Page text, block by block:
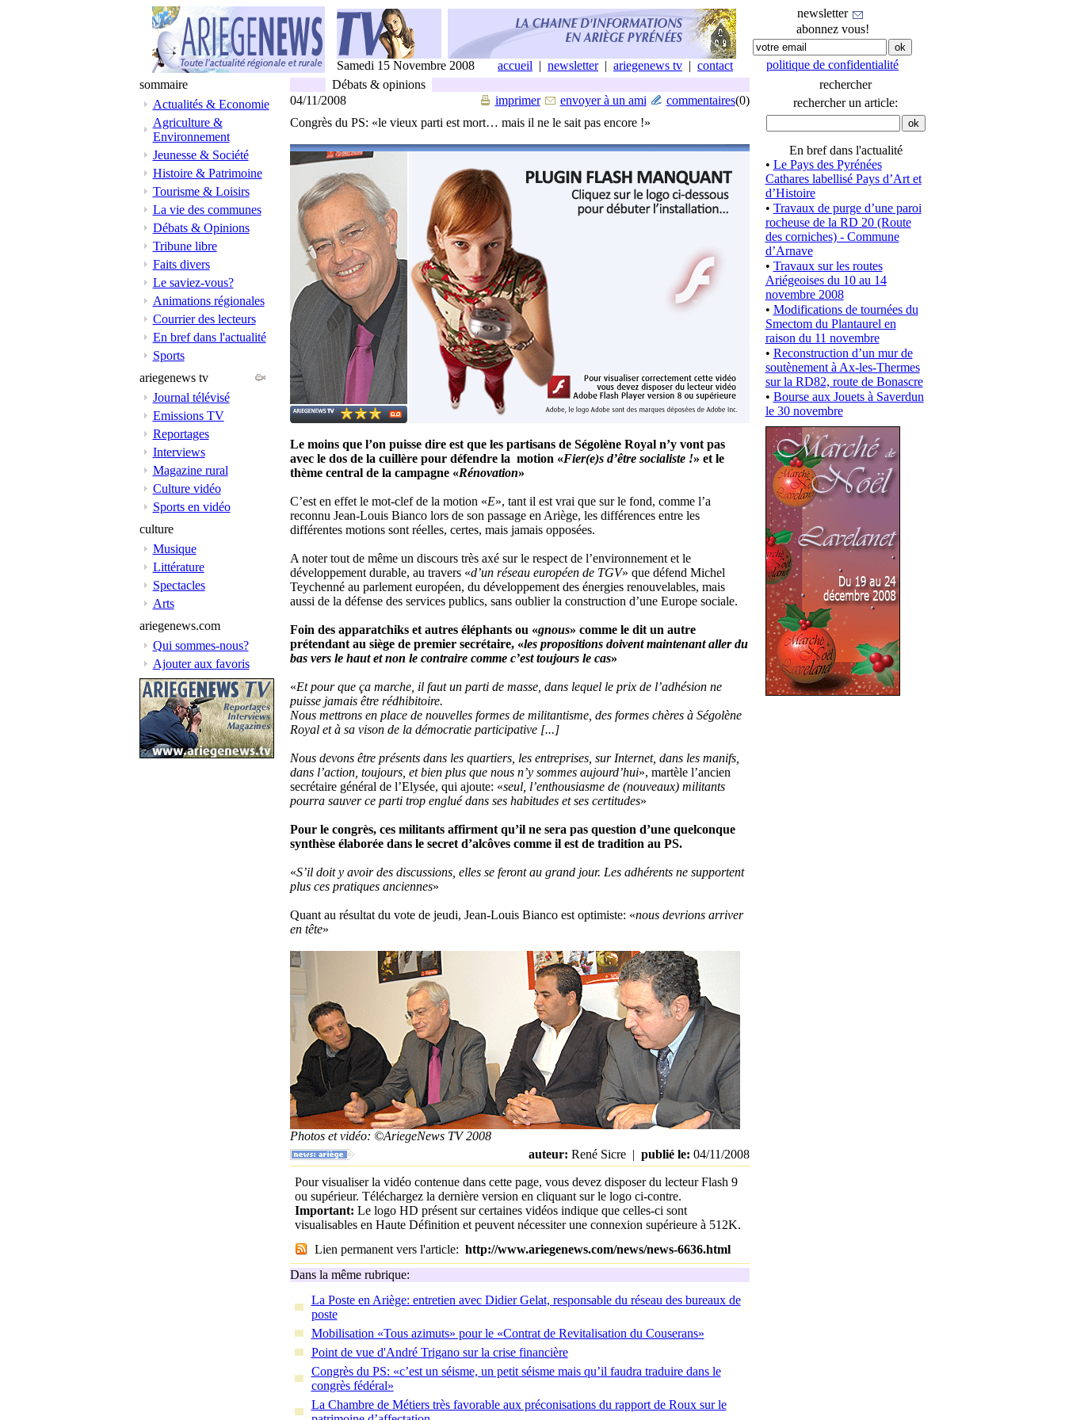
Samedi 15 Novembre 2008 accueil | newsletter| ariegenews tv | contact
newsletter
abonnez vous!
politique de confidentialité
sommaire
Actualités & Economie
Agriculture &
Environnement
Jeunesse & Société
Histoire & Patrimoine
Tourisme & Loisirs
La vie des communes
Débats & Opinions
Tribune libre
Faits divers
Le saviez-vous?
Animations régionales
Courrier des lecteurs
En bref dans l'actualité
Sports
ariegenews tv
Journal télévisé
Emissions TV
Reportages
Interviews
Magazine rural
Culture vidéo
Sports en vidéo
culture
Musique
Littérature
Spectacles
Arts
ariegenews.com
Qui sommes-nous?
Ajouter aux favoris
Débats & opinions
04/11/2008
imprimer envoyer à un ami commentaires(0)
Congrès du PS: «le vieux parti est mort… mais il ne le sait pas encore !»
Le moins que l’on puisse dire est que les partisans de Ségolène Royal n’y vont pas
avec le dos de la cuillère pour défendre la motion «Fier(e)s d’être socialiste !» et le
thème central de la campagne «Rénovation»
C’est en effet le mot-clef de la motion «E», tant il est vrai que sur le fond, comme l’a
reconnu Jean-Louis Bianco lors de son passage en Ariège, les différences entre les
différentes motions sont réelles, certes, mais jamais opposées.
A noter tout de même un discours très axé sur le respect de l’environnement et le
développement durable, au travers «d’un réseau européen de TGV» que défend Michel
Teychenné au parlement européen, du développement des énergies renouvelables, mais
aussi de la défense des services publics, sans oublier la construction d’une Europe sociale.
Foin des apparatchiks et autres éléphants ou «gnous» comme le dit un autre
prétendant au siège de premier secrétaire, «les propositions doivent maintenant aller du
bas vers le haut et non le contraire comme c’est toujours le cas»
«Et pour que ça marche, il faut un parti de masse, dans lequel le prix de l’adhésion ne
puisse jamais être rédhibitoire.
Nous mettrons en place de nouvelles formes de militantisme, des formes chères à Ségolène
Royal et à sa vison de la démocratie participative [...]
Nous devons être présents dans les quartiers, les entreprises, sur Internet, dans les manifs,
dans l’action, toujours, et bien plus que nous n’y sommes aujourd’hui», martèle l’ancien
secrétaire général de l’Elysée, qui ajoute: «seul, l’enthousiasme de (nouveaux) militants
pourra sauver ce parti trop englué dans ses habitudes et ses certitudes»
Pour le congrès, ces militants affirment qu’il ne sera pas question d’une quelconque
synthèse élaborée dans le secret d’alcôves comme il est de tradition au PS.
«S’il doit y avoir des discussions, elles se feront au grand jour. Les adhérents ne supportent
plus ces pratiques anciennes»
Quant au résultat du vote de jeudi, Jean-Louis Bianco est optimiste: «nous devrions arriver
en tête»
Photos et vidéo: ©AriegeNews TV 2008
auteur: René Sicre | publié le: 04/11/2008
Pour visualiser la vidéo contenue dans cette page, vous devez disposer du lecteur Flash 9
ou supérieur. Téléchargez la dernière version en cliquant sur le logo ci-contre.
Important: Le logo HD présent sur certaines vidéos indique que celles-ci sont
visualisables en Haute Définition et peuvent nécessiter une connexion supérieure à 512K.
Lien permanent vers l'article: http://www.ariegenews.com/news/news-6636.html
Dans la même rubrique:
La Poste en Ariège: entretien avec Didier Gelat, responsable du réseau des bureaux de
poste
Mobilisation «Tous azimuts» pour le «Contrat de Revitalisation du Couserans»
Point de vue d'André Trigano sur la crise financière
Congrès du PS: «c’est un séisme, un petit séisme mais qu’il faudra traduire dans le
congrès fédéral»
La Chambre de Métiers très favorable aux préconisations du rapport de Roux sur le
rechercher
rechercher un article:
En bref dans l'actualité
• Le Pays des Pyrénées
Cathares labellisé Pays d’Art et
d’Histoire
• Travaux de purge d’une paroi
rocheuse de la RD 20 (Route
des corniches) - Commune
d’Arnave
• Travaux sur les routes
Ariégeoises du 10 au 14
novembre 2008
• Modifications de tournées du
Smectom du Plantaurel en
raison du 11 novembre
• Reconstruction d’un mur de
soutènement à Ax-les-Thermes
sur la RD82, route de Bonascre
• Bourse aux Jouets à Saverdun
le 30 novembre